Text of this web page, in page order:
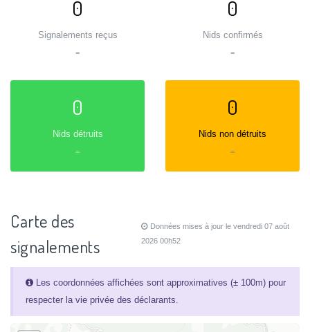
0
Signalements reçus
=
0
Nids confirmés
=
0
Nids détruits
=
0
Nids non détruits
=
Carte des
signalements
Données mises à jour le vendredi 07 août
2026 00h52
Les coordonnées affichées sont approximatives (± 100m) pour
respecter la vie privée des déclarants.